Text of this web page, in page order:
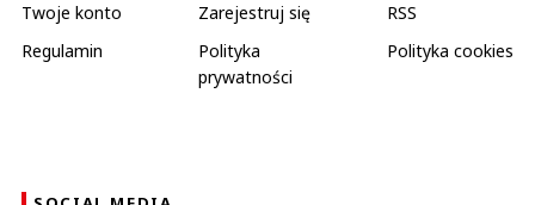
Twoje konto
Zarejestruj się
RSS
Regulamin
Polityka
prywatności
Polityka cookies